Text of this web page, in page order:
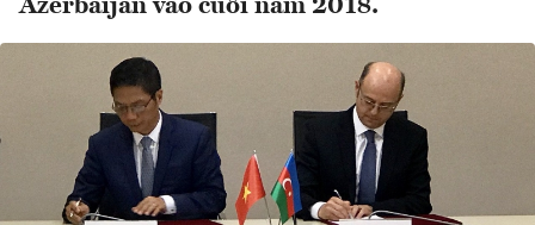
Azerbaijan vào cuối năm 2018.